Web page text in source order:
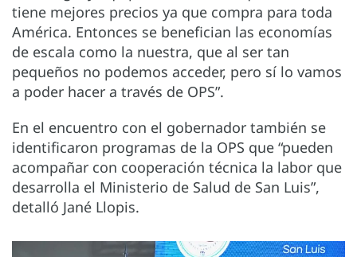
tiene mejores precios ya que compra para toda
América. Entonces se benefician las economías
de escala como la nuestra, que al ser tan
pequeños no podemos acceder, pero sí lo vamos
a poder hacer a través de OPS”.
En el encuentro con el gobernador también se
identificaron programas de la OPS que “pueden
acompañar con cooperación técnica la labor que
desarrolla el Ministerio de Salud de San Luis”,
detalló Jané Llopis.